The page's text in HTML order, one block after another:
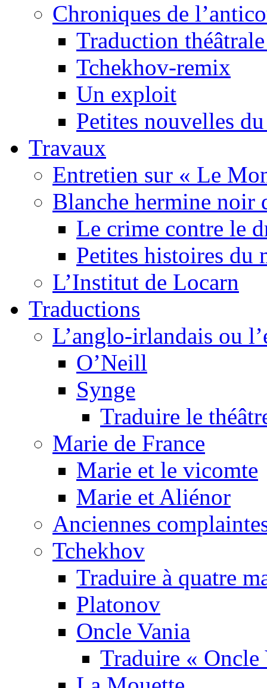
Chroniques de
Traduction
Tchekhov-remix
Un exploit
Petites nouvelles
Travaux
Entretien sur « Le
Blanche hermine noir
Le crime contre le
Petites histoires du
L’Institut de Locarn
Traductions
L’anglo-irlandais ou
O’Neill
Synge
Traduire le
Marie de France
Marie et le vicomte
Marie et Aliénor
Anciennes
Tchekhov
Traduire à quatre
Platonov
Oncle Vania
Traduire « Oncle